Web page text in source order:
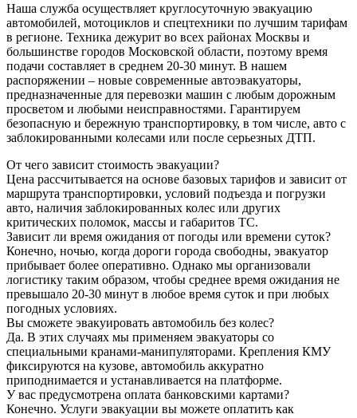
Наша служба осуществляет круглосуточную эвакуацию
автомобилей, мотоциклов и спецтехники по лучшим тарифам
в регионе. Техника дежурит во всех районах Москвы и
большинстве городов Московской области, поэтому время
подачи составляет в среднем 20-30 минут. В нашем
распоряжении – новые современные автоэвакуаторы,
предназначенные для перевозки машин с любым дорожным
просветом и любыми неисправностями. Гарантируем
безопасную и бережную транспортировку, в том числе, авто с
заблокированными колесами или после серьезных ДТП.
От чего зависит стоимость эвакуации?
Цена рассчитывается на основе базовых тарифов и зависит от
маршрута транспортировки, условий подъезда и погрузки
авто, наличия заблокированных колес или других
критических поломок, массы и габаритов ТС.
Зависит ли время ожидания от погоды или времени суток?
Конечно, ночью, когда дороги города свободны, эвакуатор
прибывает более оперативно. Однако мы организовали
логистику таким образом, чтобы среднее время ожидания не
превышало 20-30 минут в любое время суток и при любых
погодных условиях.
Вы сможете эвакуировать автомобиль без колес?
Да. В этих случаях мы применяем эвакуаторы со
специальными кранами-манипуляторами. Крепления КМУ
фиксируются на кузове, автомобиль аккуратно
приподнимается и устанавливается на платформе.
У вас предусмотрена оплата банковскими картами?
Конечно. Услуги эвакуации вы можете оплатить как